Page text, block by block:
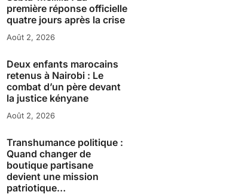
première réponse officielle
quatre jours après la crise
Août 2, 2026
Deux enfants marocains
retenus à Nairobi : Le
combat d’un père devant
la justice kényane
Août 2, 2026
Transhumance politique :
Quand changer de
boutique partisane
devient une mission
patriotique…